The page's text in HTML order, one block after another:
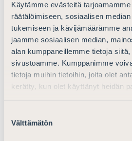
Käytämme evästeitä
räätälöimiseen, sosiaalisen
tukemiseen ja kävijämäärämme
jaamme sosiaalisen median,
alan kumppaneillemme tietoja
sivustoamme. Kumppanimme
tietoja muihin tietoihin, joita olet
kerätty, kun olet käyttänyt heidän
valinta
Välttämätön
kuulusteltava ja hänen oma
jälkeen saada tallennetta
lausuu tästä asiasta lisää
tallentaminen lisääntyy, tulee
esitutkintaviranomaisten ajasta
he istuvat vieressä valvomassa,
katsoo oman päämiehensä
ajan sopiminen on käytännössä
tallennetta riittävän nopeasti tai
jälkeen.